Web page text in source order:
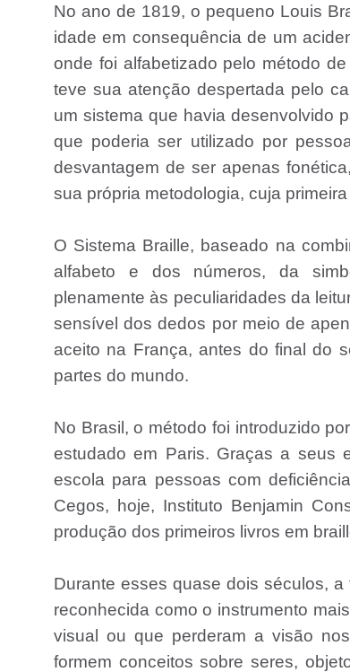
No ano de 1819, o pequeno Louis
idade em consequência de um
onde foi alfabetizado pelo método
teve sua atenção despertada pelo
um sistema que havia desenvolvido
que poderia ser utilizado por
desvantagem de ser apenas
sua própria metodologia, cuja
O Sistema Braille, baseado na
alfabeto e dos números, da
plenamente às peculiaridades da
sensível dos dedos por meio de
aceito na França, antes do final do
partes do mundo.
No Brasil, o método foi introduzido
estudado em Paris. Graças a seus
escola para pessoas com
Cegos, hoje, Instituto Benjamin
produção dos primeiros livros em
Durante esses quase dois séculos,
reconhecida como o instrumento
visual ou que perderam a visão
formem conceitos sobre seres,